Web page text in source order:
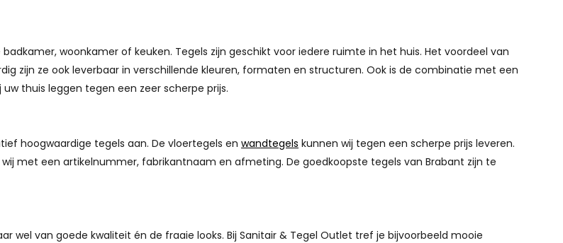
woonkamer of keuken. Tegels zijn geschikt voor iedere ruimte in het huis. Het voordeel van
zijn ze ook leverbaar in verschillende kleuren, formaten en structuren. Ook is de combinatie met een
thuis leggen tegen een zeer scherpe prijs.
hoogwaardige tegels aan. De vloertegels en wandtegels kunnen wij tegen een scherpe prijs leveren.
met een artikelnummer, fabrikantnaam en afmeting. De goedkoopste tegels van Brabant zijn te
wel van goede kwaliteit én de fraaie looks. Bij Sanitair & Tegel Outlet tref je bijvoorbeeld mooie